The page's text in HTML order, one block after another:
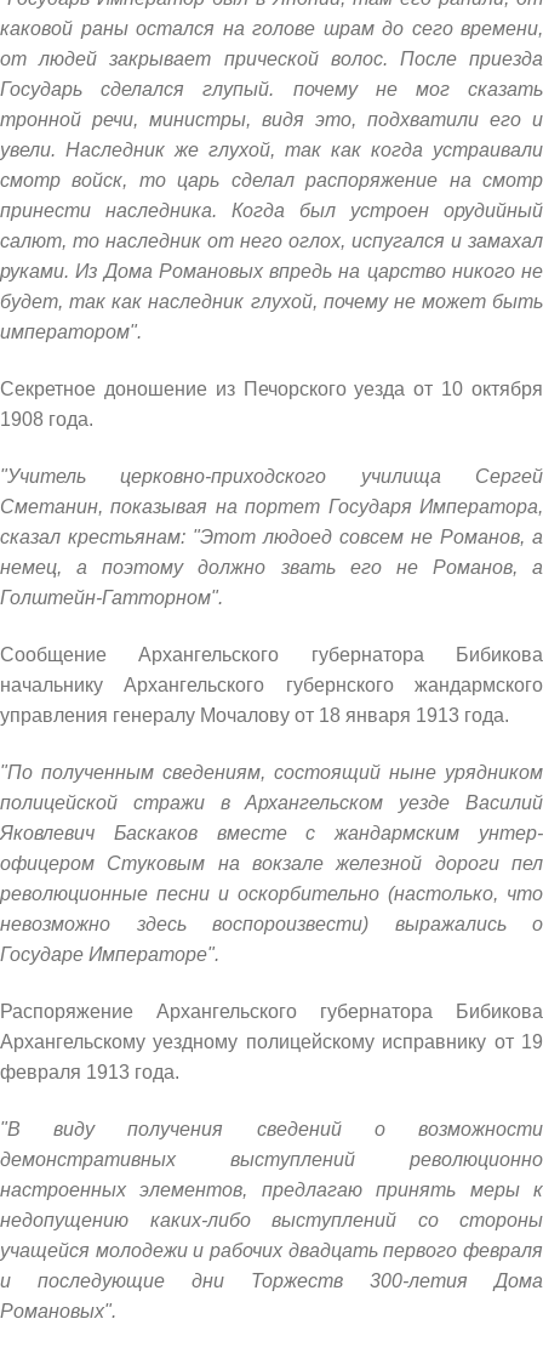
каковой раны остался на голове шрам до сего времени,
от людей закрывает прической волос. После приезда
Государь сделался глупый. почему не мог сказать
тронной речи, министры, видя это, подхватили его и
увели. Наследник же глухой, так как когда устраивали
смотр войск, то царь сделал распоряжение на смотр
принести наследника. Когда был устроен орудийный
салют, то наследник от него оглох, испугался и замахал
руками. Из Дома Романовых впредь на царство никого не
будет, так как наследник глухой, почему не может быть
императором".
Секретное доношение из Печорского уезда от 10 октября
1908 года.
"Учитель церковно-приходского училища Сергей
Сметанин, показывая на портет Государя Императора,
сказал крестьянам: "Этот людоед совсем не Романов, а
немец, а поэтому должно звать его не Романов, а
Голштейн-Гатторном".
Сообщение Архангельского губернатора Бибикова
начальнику Архангельского губернского жандармского
управления генералу Мочалову от 18 января 1913 года.
"По полученным сведениям, состоящий ныне урядником
полицейской стражи в Архангельском уезде Василий
Яковлевич Баскаков вместе с жандармским унтер-
офицером Стуковым на вокзале железной дороги пел
революционные песни и оскорбительно (настолько, что
невозможно здесь воспороизвести) выражались о
Государе Императоре".
Распоряжение Архангельского губернатора Бибикова
Архангельскому уездному полицейскому исправнику от 19
февраля 1913 года.
"В виду получения сведений о возможности
демонстративных выступлений революционно
настроенных элементов, предлагаю принять меры к
недопущению каких-либо выступлений со стороны
учащейся молодежи и рабочих двадцать первого февраля
и последующие дни Торжеств 300-летия Дома
Романовых".